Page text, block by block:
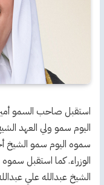
استقبل صاحب السمو
اليوم سمو ولي العهد
سموه اليوم سمو الشيخ
الوزراء. كما استقبل سموه
الشيخ عبدالله علي